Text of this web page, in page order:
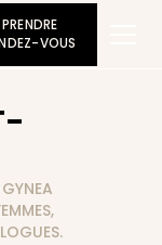
PRENDRE
VOUS